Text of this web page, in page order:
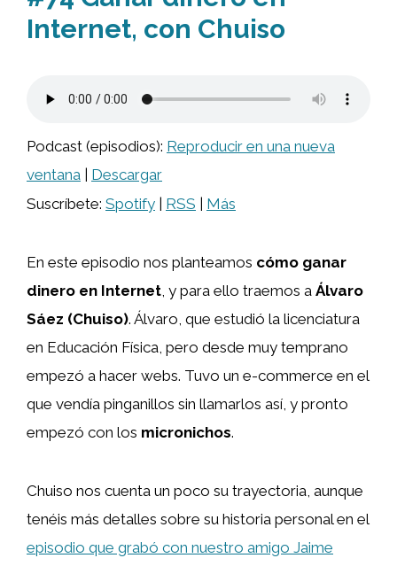
Internet, con Chuiso
Podcast (episodios): Reproducir en una nueva
ventana
Descargar
Suscríbete: Spotify RSS Más
En este episodio nos planteamos cómo ganar
dinero en Internet, y para ello traemos a Álvaro
Sáez (Chuiso). Álvaro, que estudió la licenciatura
en Educación Física, pero desde muy temprano
empezó a hacer webs. Tuvo un e-commerce en el
que vendía pinganillos sin llamarlos así, y pronto
empezó con los micronichos.
Chuiso nos cuenta un poco su trayectoria, aunque
tenéis más detalles sobre su historia personal en el
episodio que grabó con nuestro amigo Jaime